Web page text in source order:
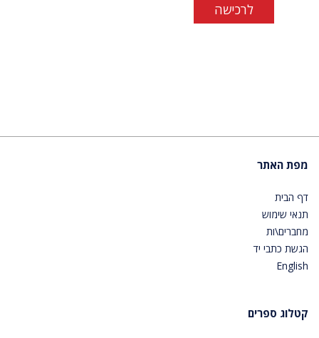
לרכישה
מפת האתר
דף הבית
תנאי שימוש
מחברים\ות
הגשת כתבי יד
English
קטלוג ספרים